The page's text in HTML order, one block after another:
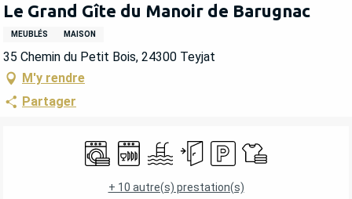
Le Grand Gîte du Manoir de Barugnac
MEUBLÉS MAISON
35 Chemin du Petit Bois, 24300 Teyjat
M'y rendre
Partager
OUVERTURE ET COORDONNÉES
Lave lingeLave vaisselle
PiscineEntrée indépendante
ParkingDraps et linge
+ 10 autre(s) prestation(s)